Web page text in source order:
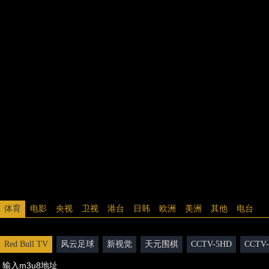
体育
Red Bull TV 风云足球 新视觉 天元围棋 CCTV-5HD
电影 央视 卫视 港台 日韩 欧洲 美洲 其他 电台